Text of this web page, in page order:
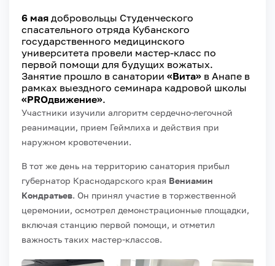
6 мая добровольцы Студенческого
спасательного отряда Кубанского
государственного медицинского
университета провели мастер-класс по
первой помощи для будущих вожатых.
Занятие прошло в санатории «Вита» в Анапе в
рамках выездного семинара кадровой школы
«PROдвижение».
Участники изучили алгоритм сердечно-легочной
реанимации, прием Геймлиха и действия при
наружном кровотечении.
В тот же день на территорию санатория прибыл
губернатор Краснодарского края Вениамин
Кондратьев. Он принял участие в торжественной
церемонии, осмотрел демонстрационные площадки,
включая станцию первой помощи, и отметил
важность таких мастер-классов.